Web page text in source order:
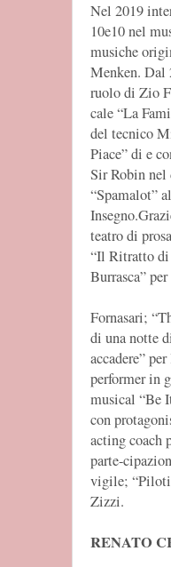
Nel 2019
10e10 nel
musiche
Menken. Dal
ruolo di Zio
cale “La
del tecnico
Piace” di e
Sir Robin nel
“Spamalot”
teatro di
“Il Ritratto di
Burrasca”
Fornasari;
di una notte
accadere”
performer in
musical “Be
con
acting coach
parte-
vigile;
Zizzi.
RENATO